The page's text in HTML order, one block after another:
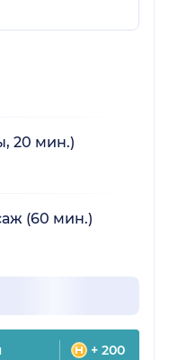
20 мин.)
(60 мин.)
+ 200